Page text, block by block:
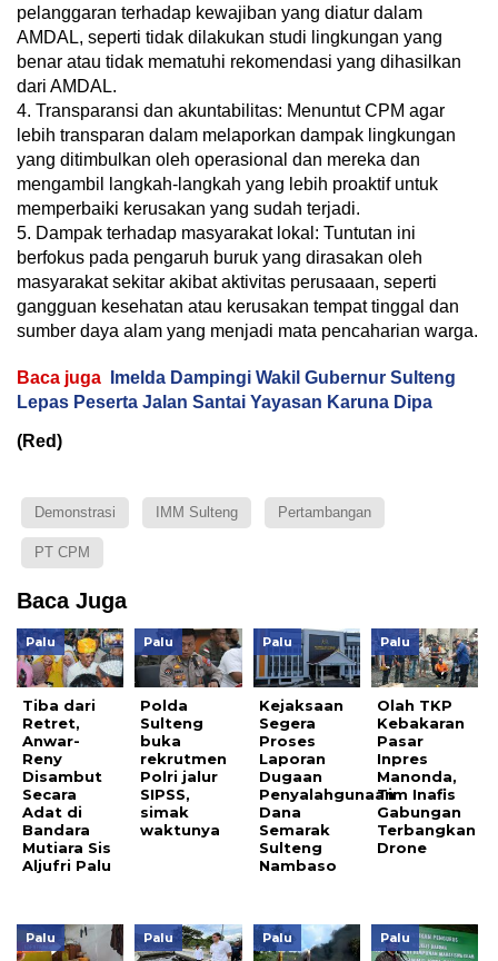
pelanggaran terhadap kewajiban yang diatur dalam
AMDAL, seperti tidak dilakukan studi lingkungan yang
benar atau tidak mematuhi rekomendasi yang dihasilkan
dari AMDAL.
4. Transparansi dan akuntabilitas: Menuntut CPM agar
lebih transparan dalam melaporkan dampak lingkungan
yang ditimbulkan oleh operasional dan mereka dan
mengambil langkah-langkah yang lebih proaktif untuk
memperbaiki kerusakan yang sudah terjadi.
5. Dampak terhadap masyarakat lokal: Tuntutan ini
berfokus pada pengaruh buruk yang dirasakan oleh
masyarakat sekitar akibat aktivitas perusaaan, seperti
gangguan kesehatan atau kerusakan tempat tinggal dan
sumber daya alam yang menjadi mata pencaharian warga.
Baca juga
Imelda Dampingi Wakil Gubernur Sulteng
Lepas Peserta Jalan Santai Yayasan Karuna Dipa
(Red)
Demonstrasi IMM Sulteng Pertambangan
PT CPM
Baca Juga
Palu
Tiba dari
Retret,
Anwar-
Reny
Disambut
Secara
Adat di
Bandara
Mutiara Sis
Aljufri Palu
Palu
Polda
Sulteng
buka
rekrutmen
Polri jalur
SIPSS,
simak
waktunya
Palu
Kejaksaan
Segera
Proses
Laporan
Dugaan
Penyalahgunaan
Dana
Semarak
Sulteng
Nambaso
Palu
Olah TKP
Kebakaran
Pasar
Inpres
Manonda,
Tim Inafis
Gabungan
Terbangkan
Drone
Palu Palu Palu Palu